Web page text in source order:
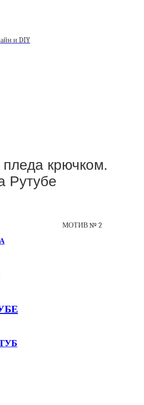
и DIY
крючком.
Рутубе
МОТИВ № 2